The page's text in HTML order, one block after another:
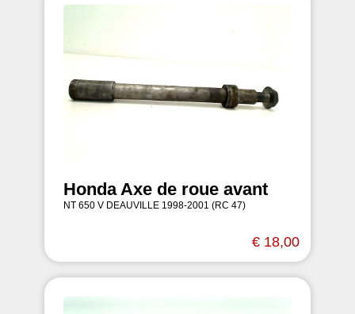
Honda Axe de roue avant
NT 650 V DEAUVILLE 1998-2001 (RC 47)
€ 18,00